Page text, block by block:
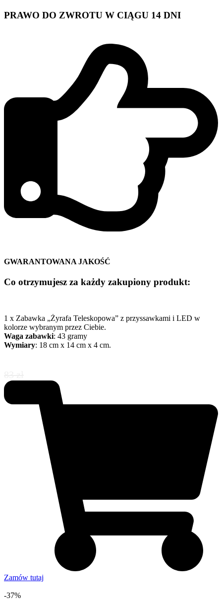
PRAWO DO ZWROTU W CIĄGU 14 DNI
GWARANTOWANA JAKOŚĆ
Co otrzymujesz za każdy zakupiony produkt:
1 x Zabawka „Żyrafa Teleskopowa” z przyssawkami i LED w
kolorze wybranym przez Ciebie.
Waga zabawki: 43 gramy
Wymiary: 18 cm x 14 cm x 4 cm.
Zamów tutaj
-37%